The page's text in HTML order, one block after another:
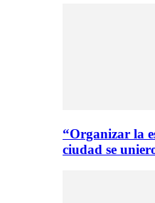
“Organizar la
ciudad se